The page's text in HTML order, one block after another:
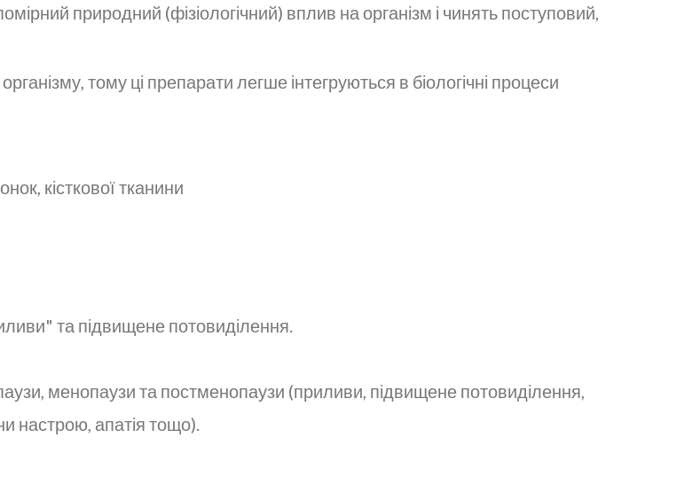
природний (фізіологічний) вплив на організм і чинять поступовий,
тому ці препарати легше інтегруються в біологічні процеси
кісткової тканини
та підвищене потовиділення.
менопаузи та постменопаузи (приливи, підвищене потовиділення,
настрою, апатія тощо).